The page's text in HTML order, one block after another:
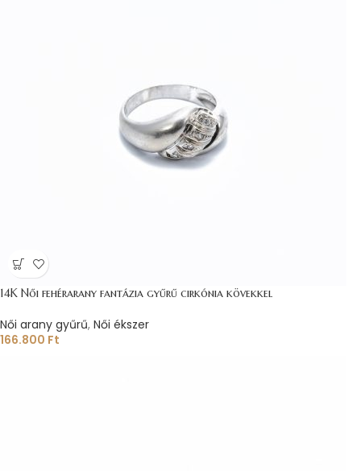
14K Női fehérarany fantázia gyűrű cirkónia kövekkel
Női arany gyűrű, Női ékszer
166.800 Ft